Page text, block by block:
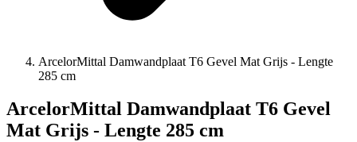
ArcelorMittal Damwandplaat T6 Gevel Mat Grijs - Lengte
285 cm
ArcelorMittal Damwandplaat T6 Gevel
Mat Grijs - Lengte 285 cm